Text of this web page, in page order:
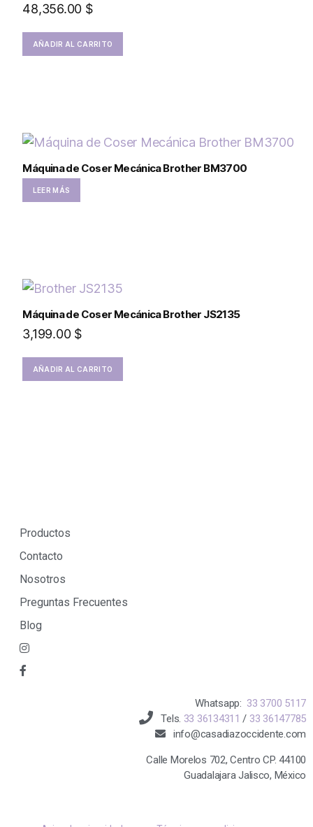
48,356.00 $
AÑADIR AL CARRITO
Máquina de Coser Mecánica Brother BM3700
LEER MÁS
Máquina de Coser Mecánica Brother JS2135
3,199.00 $
AÑADIR AL CARRITO
Productos
Contacto
Nosotros
Preguntas Frecuentes
Blog
Whatsapp: 33 3700 5117
Tels. 33 36134311 / 33 36147785
info@casadiazoccidente.com
Calle Morelos 702, Centro CP. 44100
Guadalajara Jalisco, México